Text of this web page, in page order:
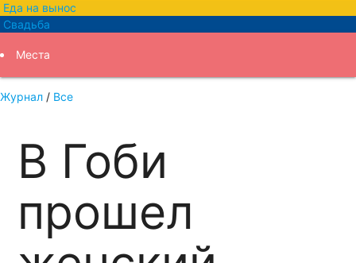
Еда на вынос
Свадьба
Места
Самое-самое
Маршруты
Журнал / Все
В Гоби
прошел